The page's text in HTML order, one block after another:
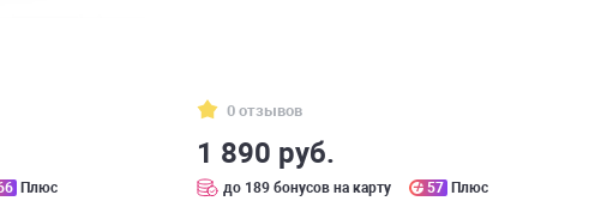
Плюс
0 отзывов
1 890 руб.
до 189 бонусов на карту 57 Плюс